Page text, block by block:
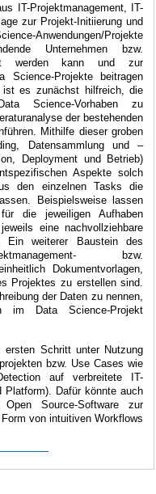
IT-Projektmanagement, IT-
zur Projekt-Initiierung und
Anwendungen/Projekte
Unternehmen bzw.
werden kann und zur
Science-Projekte beitragen
ist es zunächst hilfreich, die
Science-Vorhaben zu
der bestehenden
Mithilfe dieser groben
Datensammlung und –
Deployment und Betrieb)
Aspekte solch
den einzelnen Tasks die
Beispielsweise lassen
die jeweiligen Aufhaben
eine nachvollziehbare
Ein weiterer Baustein des
bzw.
Dokumentvorlagen,
Projektes zu erstellen sind.
der Daten zu nennen,
im Data Science-Projekt
Schritt unter Nutzung
bzw. Use Cases wie
auf verbreitete IT-
Dafür könnte auch
Source-Software zur
von intuitiven Workflows